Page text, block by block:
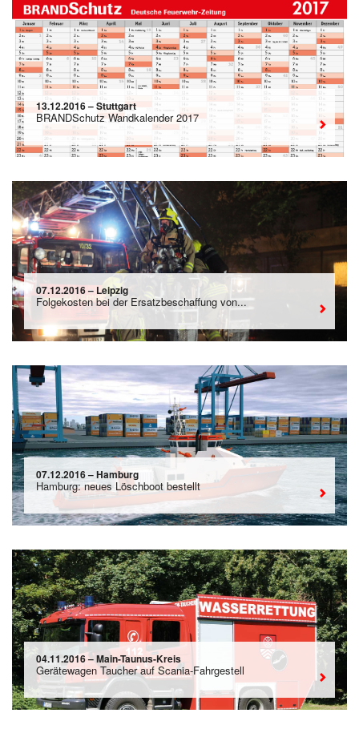
13.12.2016 – Stuttgart
BRANDSchutz Wandkalender 2017
07.12.2016 – Leipzig
Folgekosten bei der Ersatzbeschaffung von...
07.12.2016 – Hamburg
Hamburg: neues Löschboot bestellt
04.11.2016 – Main-Taunus-Kreis
Gerätewagen Taucher auf Scania-Fahrgestell